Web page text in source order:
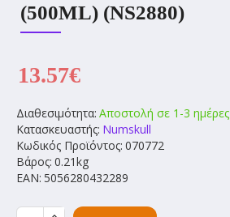
(500ML) (NS2880)
Διαθεσιμότητα: Αποστολή σε 1-3 ημέρες
Κατασκευαστής: Numskull
Κωδικός Προϊόντος: 070772
Βάρος: 0.21kg
EAN: 5056280432289
13.57€